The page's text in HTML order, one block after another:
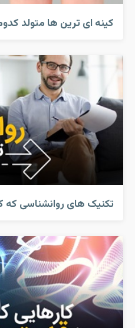
کینه ای ترین ها متولد
تکنیک های روانشناسی که